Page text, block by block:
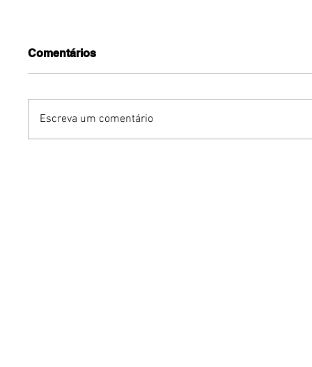
Comentários
Escreva um comentário